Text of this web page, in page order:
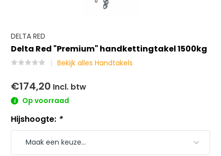
DELTA RED
Delta Red "Premium" handkettingtakel 1500kg
Bekijk alles Handtakels
€174,20 Incl. btw
Op voorraad
Hijshoogte: *